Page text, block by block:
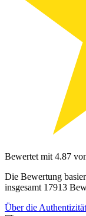
Bewertet mit 4.87
Die Bewertung
insgesamt 17913
Über die